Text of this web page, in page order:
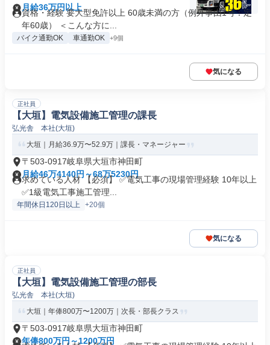
月給36万円以上
資格・経験 要大型免許以上 60歳未満の方（例外事由1号：定
年60歳） ＜こんな方に...
バイク通勤OK 車通勤OK +9個
気になる
正社員
【大垣】電気設備施工管理の課長
弘光舎 本社(大垣)
大垣｜月給36.9万〜52.9万｜課長・マネージャー
〒503-0917岐阜県大垣市神田町
月給46万4140円～68万5230円
求めている人材 【必須】 ✅電気工事の現場管理経験 10年以上
✅1級電気工事施工管理...
年間休日120日以上 +20個
気になる
正社員
【大垣】電気設備施工管理の部長
弘光舎 本社(大垣)
大垣｜年俸800万〜1200万｜次長・部長クラス
〒503-0917岐阜県大垣市神田町
年俸800万円～1200万円